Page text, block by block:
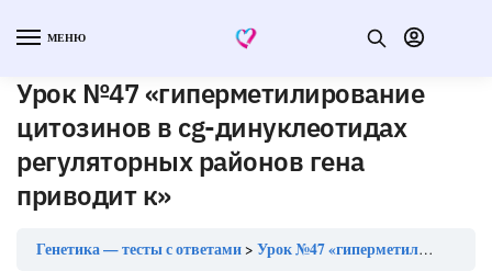
МЕНЮ
Урок №47 «гиперметилирование
цитозинов в cg-динуклеотидах
регуляторных районов гена
приводит к»
Генетика — тесты с ответами Урок №47 «гиперметилирование цитозинов в cg-динуклеотидах регуляторных районов гена приводит к»